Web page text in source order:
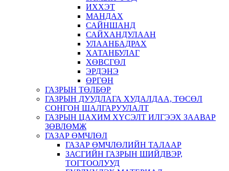
ИХХЭТ
МАНДАХ
САЙНШАНД
САЙХАНДУЛААН
УЛААНБАДРАХ
ХАТАНБУЛАГ
ХӨВСГӨЛ
ЭРДЭНЭ
ӨРГӨН
ГАЗРЫН ТӨЛБӨР
ГАЗРЫН ДУУДЛАГА ХУДАЛДАА, ТӨСӨЛ
СОНГОН ШАЛГАРУУЛАЛТ
ГАЗРЫН ЦАХИМ ХҮСЭЛТ ИЛГЭЭХ ЗААВАР
ЗӨВЛӨМЖ
ГАЗАР ӨМЧЛӨЛ
ГАЗАР ӨМЧЛӨЛИЙН ТАЛААР
ЗАСГИЙН ГАЗРЫН ШИЙДВЭР,
ТОГТООЛУУД